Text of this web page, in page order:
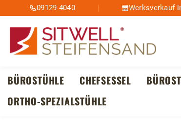
Hauptinhalt springen
Zur Suche springen
Zur Hauptnavigation springen
09129-4040 Werksverkauf
BÜROSTÜHLE CHEFSESSEL
ORTHO-SPEZIALSTÜHLE